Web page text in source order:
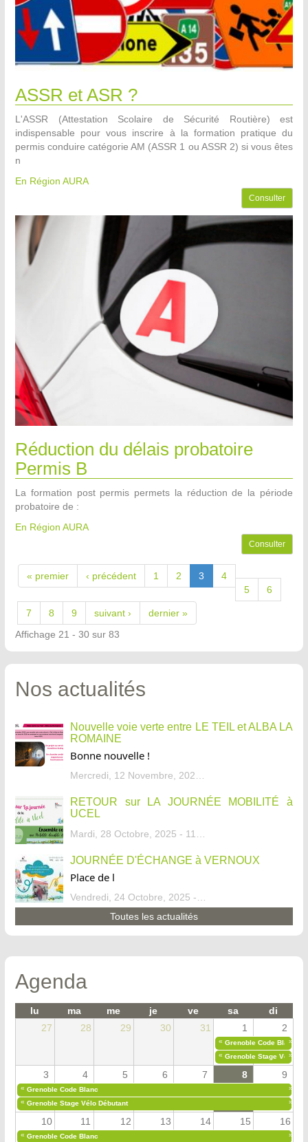
ASSR et ASR ?
L'ASSR (Attestation Scolaire de Sécurité Routière) est
indispensable pour vous inscrire à la formation pratique du
permis conduire catégorie AM (ASSR 1 ou ASSR 2) si vous êtes
n
En Région AURA
Consulter
Réduction du délais probatoire
Permis B
La formation post permis permets la réduction de la période
probatoire de :
En Région AURA
Consulter
« premier ‹ précédent 1 2 3
4
5
6
7 8 9 suivant ›
dernier »
Affichage 21 - 30 sur 83
Nos actualités
Nouvelle voie verte entre LE TEIL et ALBA LA
ROMAINE
Bonne nouvelle !
Mercredi, 12 Novembre, 2025 - 13:34
RETOUR sur LA JOURNÉE MOBILITÉ à
UCEL
Mardi, 28 Octobre, 2025 - 11:46
JOURNÉE D'ÉCHANGE à VERNOUX
Place de l
Vendredi, 24 Octobre, 2025 - 13:07
Toutes les actualités
Agenda
lu ma me je ve sa
di
27
28 29 30 31 1 2
« Grenoble Code Blanc
»
« Grenoble Stage Vélo
»
3 4 5 6 7 8 9
« Grenoble Code Blanc
»
« Grenoble Stage Vélo Débutant »
10 11 12 13 14 15 16
« Grenoble Code Blanc »